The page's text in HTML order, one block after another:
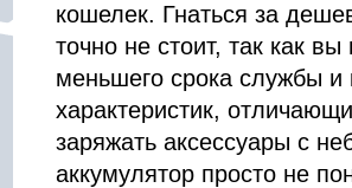
кошелек. Гнаться за
точно не стоит, так как
меньшего срока службы и
характеристик,
заряжать аксессуары с
аккумулятор просто не